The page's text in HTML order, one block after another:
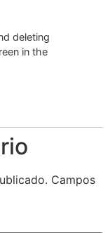
deleting
in the
Campos